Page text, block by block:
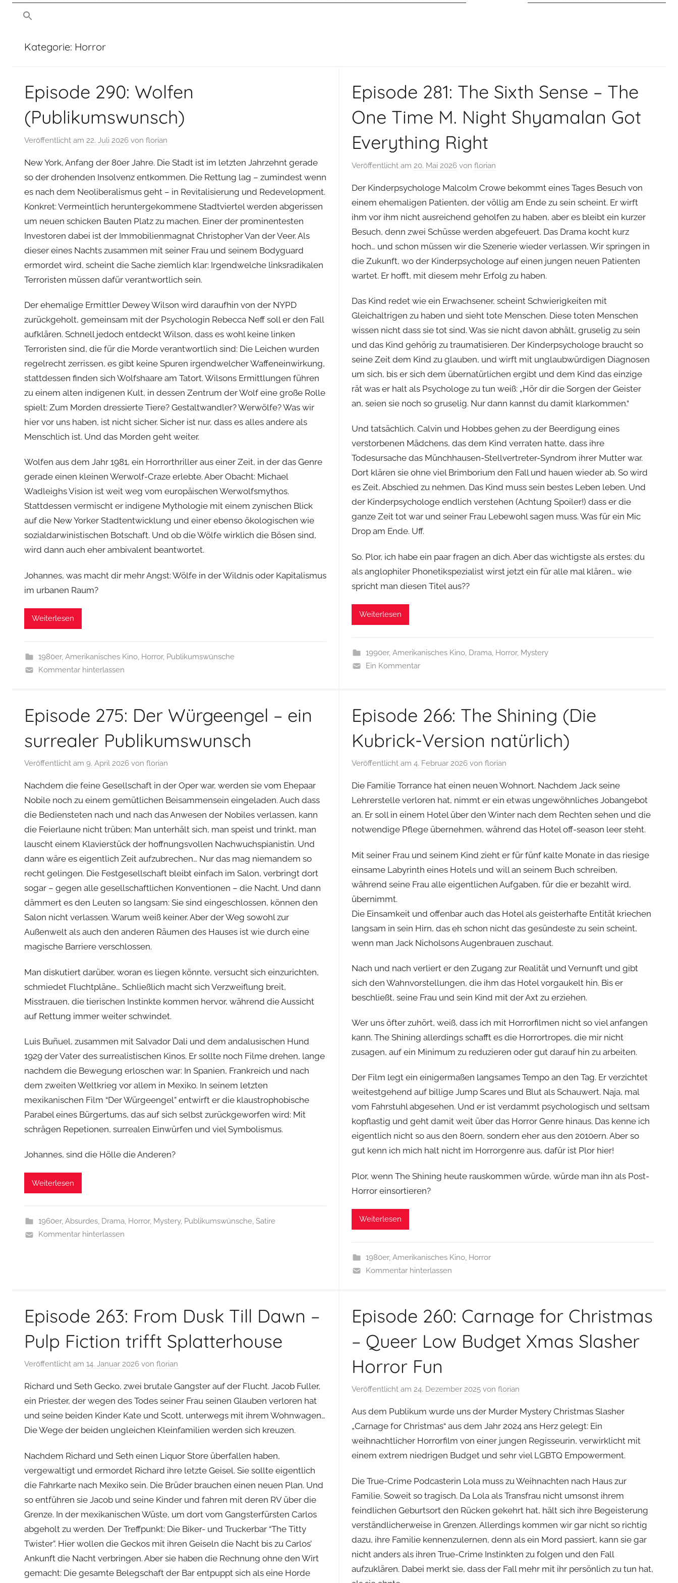
man
sehen
Podcast
mussmansehen.de
Kategorie: Horror
Episode 290: Wolfen
(Publikumswunsch)
Veröffentlicht am 22. Juli 2026 von florian
New York, Anfang der 80er Jahre. Die Stadt ist im letzten Jahrzehnt gerade
so der drohenden Insolvenz entkommen. Die Rettung lag – zumindest wenn
es nach dem Neoliberalismus geht – in Revitalisierung und Redevelopment.
Konkret: Vermeintlich heruntergekommene Stadtviertel werden abgerissen
um neuen schicken Bauten Platz zu machen. Einer der prominentesten
Investoren dabei ist der Immobilienmagnat Christopher Van der Veer. Als
dieser eines Nachts zusammen mit seiner Frau und seinem Bodyguard
ermordet wird, scheint die Sache ziemlich klar: Irgendwelche linksradikalen
Terroristen müssen dafür verantwortlich sein.
Der ehemalige Ermittler Dewey Wilson wird daraufhin von der NYPD
zurückgeholt, gemeinsam mit der Psychologin Rebecca Neff soll er den Fall
aufklären. Schnell jedoch entdeckt Wilson, dass es wohl keine linken
Terroristen sind, die für die Morde verantwortlich sind: Die Leichen wurden
regelrecht zerrissen, es gibt keine Spuren irgendwelcher Waffeneinwirkung,
stattdessen finden sich Wolfshaare am Tatort. Wilsons Ermittlungen führen
zu einem alten indigenen Kult, in dessen Zentrum der Wolf eine große Rolle
spielt: Zum Morden dressierte Tiere? Gestaltwandler? Werwölfe? Was wir
hier vor uns haben, ist nicht sicher. Sicher ist nur, dass es alles andere als
Menschlich ist. Und das Morden geht weiter.
Wolfen aus dem Jahr 1981, ein Horrorthriller aus einer Zeit, in der das Genre
gerade einen kleinen Werwolf-Craze erlebte. Aber Obacht: Michael
Wadleighs Vision ist weit weg vom europäischen Werwolfsmythos.
Stattdessen vermischt er indigene Mythologie mit einem zynischen Blick
auf die New Yorker Stadtentwicklung und einer ebenso ökologischen wie
sozialdarwinistischen Botschaft. Und ob die Wölfe wirklich die Bösen sind,
wird dann auch eher ambivalent beantwortet.
Johannes, was macht dir mehr Angst: Wölfe in der Wildnis oder Kapitalismus
im urbanen Raum?
Weiterlesen
1980er, Amerikanisches Kino, Horror, Publikumswünsche
Kommentar hinterlassen
Episode 281: The Sixth Sense – The
One Time M. Night Shyamalan Got
Everything Right
Veröffentlicht am 20. Mai 2026 von florian
Der Kinderpsychologe Malcolm Crowe bekommt eines Tages Besuch von
einem ehemaligen Patienten, der völlig am Ende zu sein scheint. Er wirft
ihm vor ihm nicht ausreichend geholfen zu haben, aber es bleibt ein kurzer
Besuch, denn zwei Schüsse werden abgefeuert. Das Drama kocht kurz
hoch… und schon müssen wir die Szenerie wieder verlassen. Wir springen in
die Zukunft, wo der Kinderpsychologe auf einen jungen neuen Patienten
wartet. Er hofft, mit diesem mehr Erfolg zu haben.
Das Kind redet wie ein Erwachsener, scheint Schwierigkeiten mit
Gleichaltrigen zu haben und sieht tote Menschen. Diese toten Menschen
wissen nicht dass sie tot sind. Was sie nicht davon abhält, gruselig zu sein
und das Kind gehörig zu traumatisieren. Der Kinderpsychologe braucht so
seine Zeit dem Kind zu glauben, und wirft mit unglaubwürdigen Diagnosen
um sich, bis er sich dem übernatürlichen ergibt und dem Kind das einzige
rät was er halt als Psychologe zu tun weiß: „Hör dir die Sorgen der Geister
an, seien sie noch so gruselig. Nur dann kannst du damit klarkommen.“
Und tatsächlich. Calvin und Hobbes gehen zu der Beerdigung eines
verstorbenen Mädchens, das dem Kind verraten hatte, dass ihre
Todesursache das Münchhausen-Stellvertreter-Syndrom ihrer Mutter war.
Dort klären sie ohne viel Brimborium den Fall und hauen wieder ab. So wird
es Zeit, Abschied zu nehmen. Das Kind muss sein bestes Leben leben. Und
der Kinderpsychologe endlich verstehen (Achtung Spoiler!) dass er die
ganze Zeit tot war und seiner Frau Lebewohl sagen muss. Was für ein Mic
Drop am Ende. Uff.
So. Plor, ich habe ein paar fragen an dich. Aber das wichtigste als erstes: du
als anglophiler Phonetikspezialist wirst jetzt ein für alle mal klären… wie
spricht man diesen Titel aus??
Weiterlesen
1990er, Amerikanisches Kino, Drama, Horror, Mystery
Ein Kommentar
Episode 275: Der Würgeengel – ein
surrealer Publikumswunsch
Veröffentlicht am 9. April 2026 von florian
Nachdem die feine Gesellschaft in der Oper war, werden sie vom Ehepaar
Nobile noch zu einem gemütlichen Beisammensein eingeladen. Auch dass
die Bediensteten nach und nach das Anwesen der Nobiles verlassen, kann
die Feierlaune nicht trüben: Man unterhält sich, man speist und trinkt, man
lauscht einem Klavierstück der hoffnungsvollen Nachwuchspianistin. Und
dann wäre es eigentlich Zeit aufzubrechen… Nur das mag niemandem so
recht gelingen. Die Festgesellschaft bleibt einfach im Salon, verbringt dort
sogar – gegen alle gesellschaftlichen Konventionen – die Nacht. Und dann
dämmert es den Leuten so langsam: Sie sind eingeschlossen, können den
Salon nicht verlassen. Warum weiß keiner. Aber der Weg sowohl zur
Außenwelt als auch den anderen Räumen des Hauses ist wie durch eine
magische Barriere verschlossen.
Man diskutiert darüber, woran es liegen könnte, versucht sich einzurichten,
schmiedet Fluchtpläne… Schließlich macht sich Verzweiflung breit,
Misstrauen, die tierischen Instinkte kommen hervor, während die Aussicht
auf Rettung immer weiter schwindet.
Luis Buñuel, zusammen mit Salvador Dali und dem andalusischen Hund
1929 der Vater des surrealistischen Kinos. Er sollte noch Filme drehen, lange
nachdem die Bewegung erloschen war: In Spanien, Frankreich und nach
dem zweiten Weltkrieg vor allem in Mexiko. In seinem letzten
mexikanischen Film “Der Würgeengel” entwirft er die klaustrophobische
Parabel eines Bürgertums, das auf sich selbst zurückgeworfen wird: Mit
schrägen Repetionen, surrealen Einwürfen und viel Symbolismus.
Johannes, sind die Hölle die Anderen?
Weiterlesen
1960er, Absurdes, Drama, Horror, Mystery, Publikumswünsche, Satire
Kommentar hinterlassen
Episode 266: The Shining (Die
Kubrick-Version natürlich)
Veröffentlicht am 4. Februar 2026 von florian
Die Familie Torrance hat einen neuen Wohnort. Nachdem Jack seine
Lehrerstelle verloren hat, nimmt er ein etwas ungewöhnliches Jobangebot
an. Er soll in einem Hotel über den Winter nach dem Rechten sehen und die
notwendige Pflege übernehmen, während das Hotel off-season leer steht.
Mit seiner Frau und seinem Kind zieht er für fünf kalte Monate in das riesige
einsame Labyrinth eines Hotels und will an seinem Buch schreiben,
während seine Frau alle eigentlichen Aufgaben, für die er bezahlt wird,
übernimmt.
Die Einsamkeit und offenbar auch das Hotel als geisterhafte Entität kriechen
langsam in sein Hirn, das eh schon nicht das gesündeste zu sein scheint,
wenn man Jack Nicholsons Augenbrauen zuschaut.
Nach und nach verliert er den Zugang zur Realität und Vernunft und gibt
sich den Wahnvorstellungen, die ihm das Hotel vorgaukelt hin. Bis er
beschließt, seine Frau und sein Kind mit der Axt zu erziehen.
Wer uns öfter zuhört, weiß, dass ich mit Horrorfilmen nicht so viel anfangen
kann. The Shining allerdings schafft es die Horrortropes, die mir nicht
zusagen, auf ein Minimum zu reduzieren oder gut darauf hin zu arbeiten.
Der Film legt ein einigermaßen langsames Tempo an den Tag. Er verzichtet
weitestgehend auf billige Jump Scares und Blut als Schauwert. Naja, mal
vom Fahrstuhl abgesehen. Und er ist verdammt psychologisch und seltsam
kopflastig und geht damit weit über das Horror Genre hinaus. Das kenne ich
eigentlich nicht so aus den 80ern, sondern eher aus den 2010ern. Aber so
gut kenn ich mich halt nicht im Horrorgenre aus, dafür ist Plor hier!
Plor, wenn The Shining heute rauskommen würde, würde man ihn als Post-
Horror einsortieren?
Weiterlesen
1980er, Amerikanisches Kino, Horror
Kommentar hinterlassen
Episode 263: From Dusk Till Dawn –
Pulp Fiction trifft Splatterhouse
Veröffentlicht am 14. Januar 2026 von florian
Richard und Seth Gecko, zwei brutale Gangster auf der Flucht. Jacob Fuller,
ein Priester, der wegen des Todes seiner Frau seinen Glauben verloren hat
und seine beiden Kinder Kate und Scott, unterwegs mit ihrem Wohnwagen…
Die Wege der beiden ungleichen Kleinfamilien werden sich kreuzen.
Nachdem Richard und Seth einen Liquor Store überfallen haben,
vergewaltigt und ermordet Richard ihre letzte Geisel. Sie sollte eigentlich
die Fahrkarte nach Mexiko sein. Die Brüder brauchen einen neuen Plan. Und
so entführen sie Jacob und seine Kinder und fahren mit deren RV über die
Grenze. In der mexikanischen Wüste, um dort vom Gangsterfürsten Carlos
abgeholt zu werden. Der Treffpunkt: Die Biker- und Truckerbar “The Titty
Twister”. Hier wollen die Geckos mit ihren Geiseln die Nacht bis zu Carlos’
Ankunft die Nacht verbringen. Aber sie haben die Rechnung ohne den Wirt
gemacht: Die gesamte Belegschaft der Bar entpuppt sich als eine Horde
Episode 260: Carnage for Christmas
– Queer Low Budget Xmas Slasher
Horror Fun
Veröffentlicht am 24. Dezember 2025 von florian
Aus dem Publikum wurde uns der Murder Mystery Christmas Slasher
„Carnage for Christmas“ aus dem Jahr 2024 ans Herz gelegt: Ein
weihnachtlicher Horrorfilm von einer jungen Regisseurin, verwirklicht mit
einem extrem niedrigen Budget und sehr viel LGBTQ Empowerment.
Die True-Crime Podcasterin Lola muss zu Weihnachten nach Haus zur
Familie. Soweit so tragisch. Da Lola als Transfrau nicht umsonst ihrem
feindlichen Geburtsort den Rücken gekehrt hat, hält sich ihre Begeisterung
verständlicherweise in Grenzen. Allerdings kommen wir gar nicht so richtig
dazu, ihre Familie kennenzulernen, denn als ein Mord passiert, kann sie gar
nicht anders als ihren True-Crime Instinkten zu folgen und den Fall
aufzuklären. Dabei merkt sie, dass der Fall mehr mit ihr persönlich zu tun hat,